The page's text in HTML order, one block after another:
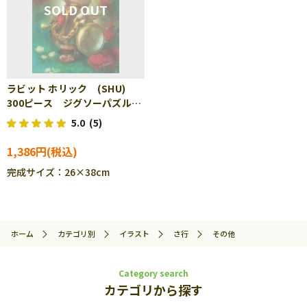
ラビット ホリック (SHU)
300ピース ジグソーパズル
APP-300-318 5.0 (5)
1,386円
完成サイズ：26×38cm
ホーム カテゴリ別 イラスト さ行 その他
Category search
カテゴリから探す